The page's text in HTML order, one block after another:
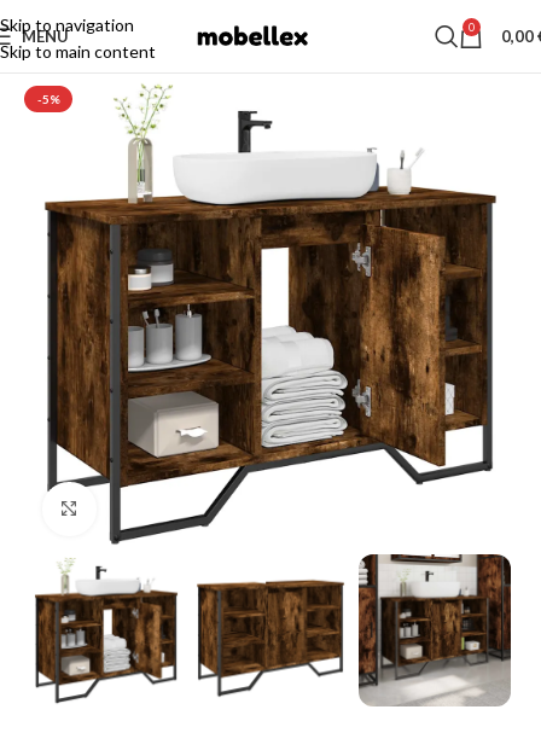
Skip to navigation
Skip to main content
MENU 0 0,00
-5%
Click to enlarge